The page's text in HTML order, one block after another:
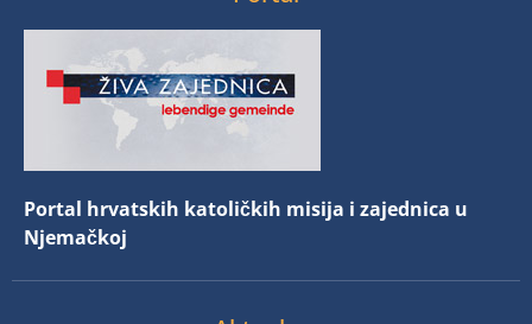
Portal hrvatskih katoličkih misija i zajednica u
Njemačkoj